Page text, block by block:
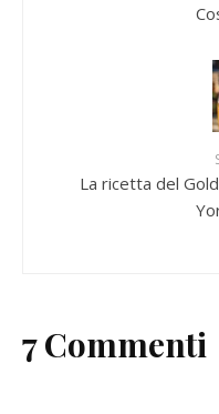
La ricetta del
7 Commenti